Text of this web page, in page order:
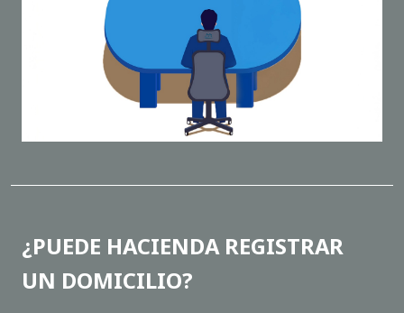
¿PUEDE HACIENDA REGISTRAR
UN DOMICILIO?